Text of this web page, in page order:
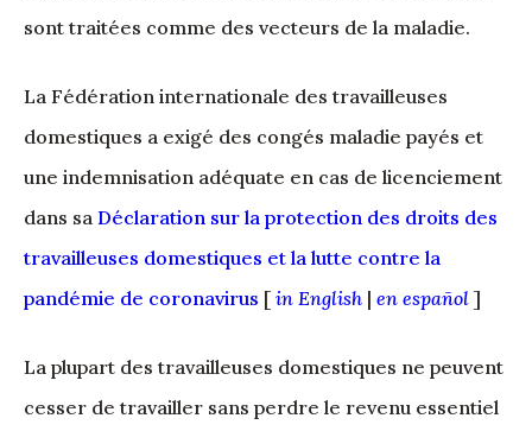
sont traitées comme des vecteurs de la maladie.
La Fédération internationale des travailleuses
domestiques a exigé des congés maladie payés et
une indemnisation adéquate en cas de licenciement
dans sa Déclaration sur la protection des droits des
travailleuses domestiques et la lutte contre la
pandémie de coronavirus [ in English | en español ]
La plupart des travailleuses domestiques ne peuvent
cesser de travailler sans perdre le revenu essentiel